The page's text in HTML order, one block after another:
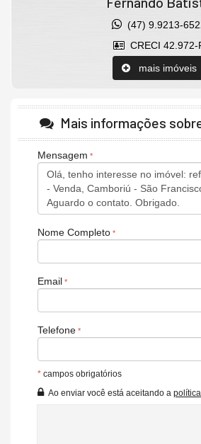
(47) 9.9213-
CRECI 42.972-
mais imóveis
Mais informações
Mensagem
Nome Completo
Email
Telefone
* campos obrigatórios
Ao enviar você está aceitando a